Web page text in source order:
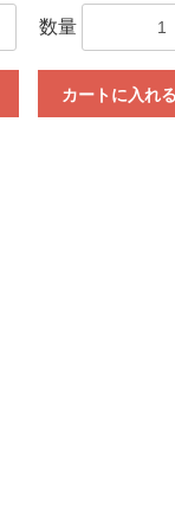
数量
カートに入れる